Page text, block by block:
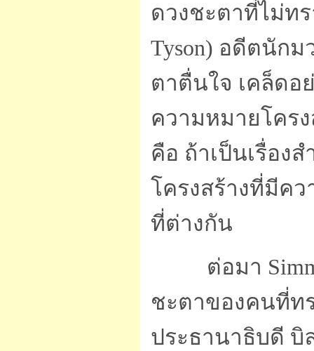
ดวงชะตาที่ไม่ท
Tyson) อดีตนัก
ตาตื่นใจ เคล็ดอ
ความหมายโคร
คือ ถ้าเป็นเรื่อง
โครงสร้างที่มีค
ที่ต่างกัน
ต่อมา
ชะตาของคนที่ท
ประธานาธิบดี บิ